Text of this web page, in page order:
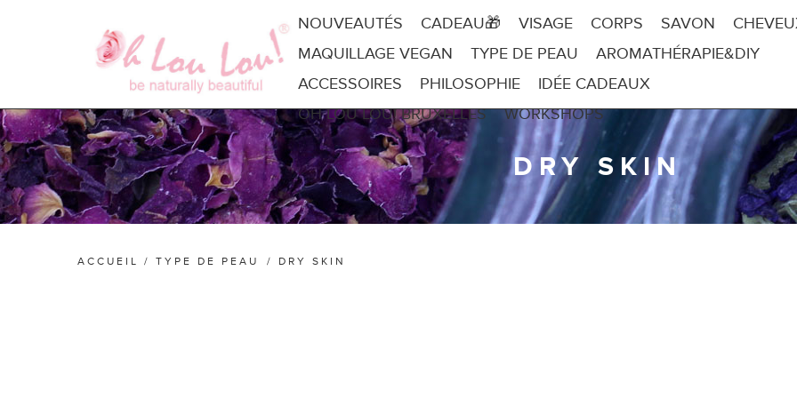
NOUVEAUTÉS CADEAU🎁 VISAGE CORPS SAVON
MAQUILLAGE VEGAN
TYPE DE PEAU
AROMATHÉRAPIE&DIY
ACCESSOIRES
PHILOSOPHIE
IDÉE CADEAUX
OH LOU LOU! BRUXELLES
WORKSHOPS
DRY SKIN
ACCUEIL / TYPE DE PEAU / DRY SKIN